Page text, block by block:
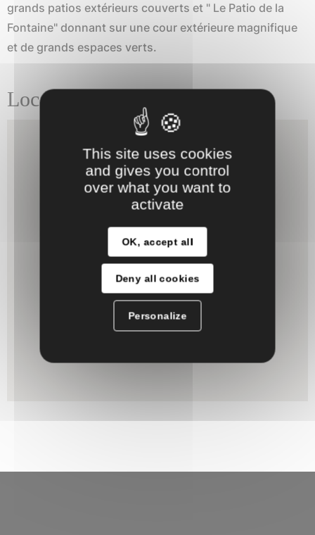
grands patios extérieurs couverts et " Le Patio de la
Fontaine" donnant sur une cour extérieure magnifique
et de grands espaces verts.
Localisation
This site uses cookies
and gives you control
over what you want to
activate
OK, accept all
Deny all cookies
Personalize